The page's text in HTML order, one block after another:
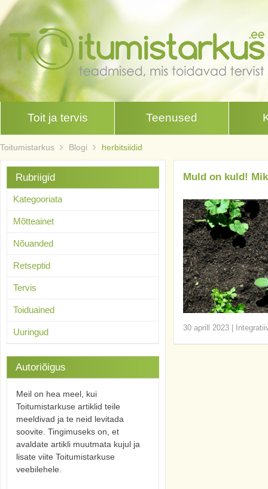
Toit ja tervis Teenused
Toitumistarkus Blogi herbitsiidid
Muld on kuld!
30 aprill 2023
Rubriigid
Kategooriata
Mõtteainet
Nõuanded
Retseptid
Tervis
Toiduained
Uuringud
Autoriõigus
Meil on hea meel, kui
Toitumistarkuse artiklid teile
meeldivad ja te neid levitada
soovite. Tingimuseks on, et
avaldate artikli muutmata kujul ja
lisate viite Toitumistarkuse
veebilehele.